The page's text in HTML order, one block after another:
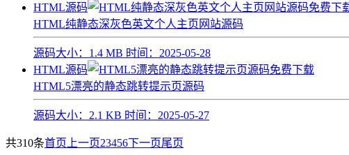
HTML源码
HTML纯静态深灰色英文个人主页网站源码
源码大小： 1.4 MB 时间： 2025-05-28
HTML源码
HTML5漂亮的静态跳转提示页源码
源码大小： 2.1 KB 时间： 2025-05-27
共310条首页 上一页23456下一页尾页